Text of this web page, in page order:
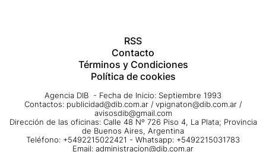
RSS
Contacto
Términos y Condiciones
Política de cookies
Agencia DIB - Fecha de Inicio: Septiembre 1993
Contactos: publicidad@dib.com.ar / vpignaton@dib.com.ar /
avisosdib@gmail.com
Dirección de las oficinas: Calle 48 Nº 726 Piso 4, La Plata; Provincia
de Buenos Aires, Argentina
Teléfono: +5492215022421 - Whatsapp: +5492215031783
Email: administracion@dib.com.ar